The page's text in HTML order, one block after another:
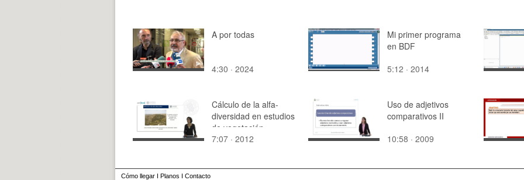
A por todas
4:30 · 2024
Mi primer programa
en BDF
5:12 · 2014
Cálculo de la alfa-
diversidad en estudios
de vegetación
7:07 · 2012
Uso de adjetivos
comparativos II
10:58 · 2009
Cómo llegar I Planos I Contacto